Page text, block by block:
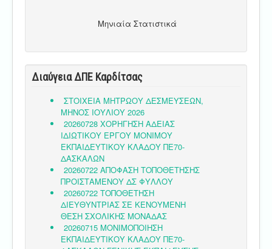
Μηνιαία Στατιστικά
Διαύγεια ΔΠΕ Καρδίτσας